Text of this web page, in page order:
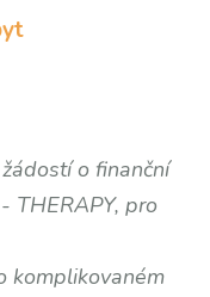
o finanční
THERAPY, pro
komplikovaném